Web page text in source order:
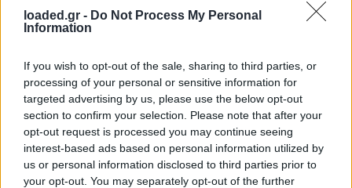
loaded.gr - Do Not Process My Personal
Information
If you wish to opt-out of the sale, sharing to third parties, or
processing of your personal or sensitive information for
targeted advertising by us, please use the below opt-out
section to confirm your selection. Please note that after your
opt-out request is processed you may continue seeing
interest-based ads based on personal information utilized by
us or personal information disclosed to third parties prior to
your opt-out. You may separately opt-out of the further